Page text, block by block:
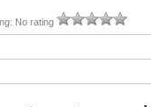
No rating